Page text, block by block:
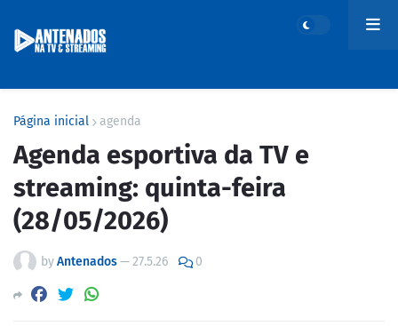
Página inicial agenda
Agenda esportiva da TV e
streaming: quinta-feira
(28/05/2026)
byAntenados—27.5.26 0